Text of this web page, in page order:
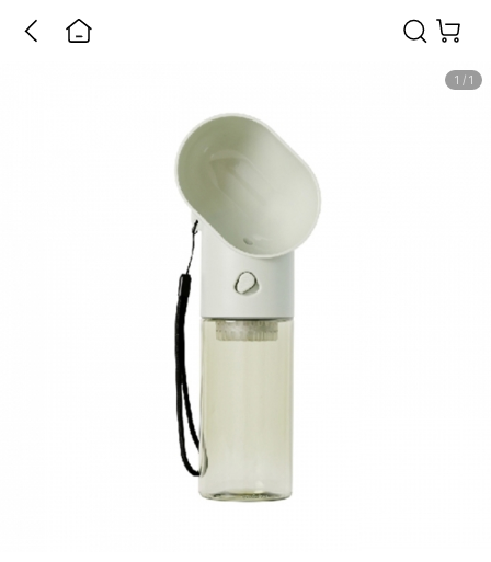
1 / 1